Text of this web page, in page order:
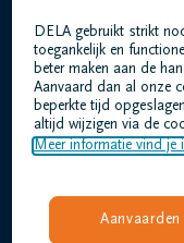
DELA gebruikt strikt
toegankelijk en
beter maken aan de
Aanvaard dan al onze
beperkte tijd
altijd wijzigen via de
Meer informatie vind je
Aanvaarden